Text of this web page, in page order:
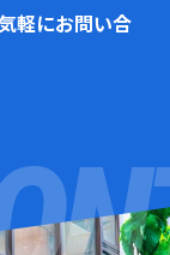
軽にお問い合